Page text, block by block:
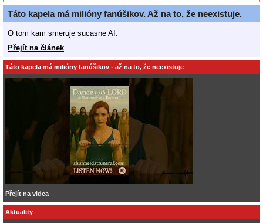
Táto kapela má milióny fanúšikov. Až na to, že neexistuje.
O tom kam smeruje sucasne AI.
Přejít na článek
Táto kapela má milióny fanúšikov - až na to, že neexistuje
Přejít na videa
Aktuality